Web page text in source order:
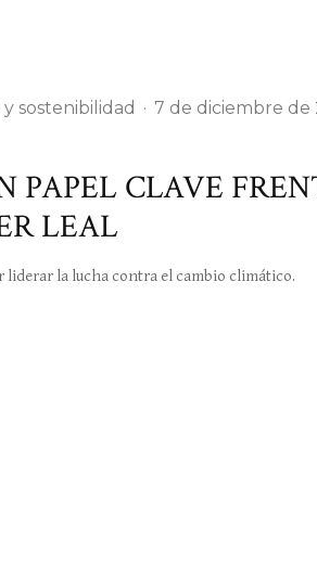
sostenibilidad · 7 de diciembre de
PAPEL CLAVE
LEAL
liderar la lucha contra el cambio climático.